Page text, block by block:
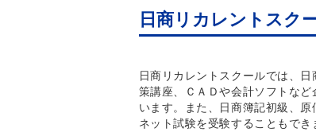
日商リカレントスク
日商リカレントスクールでは、
策講座、ＣＡＤや会計ソフトな
います。また、日商簿記初級、
ネット試験を受験することもでき